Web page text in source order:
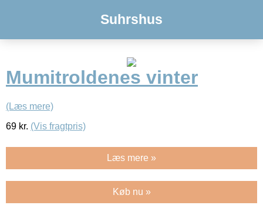
Suhrshus
Mumitroldenes vinter
(Læs mere)
69 kr. (Vis fragtpris)
Læs mere »
Køb nu »